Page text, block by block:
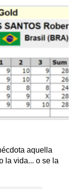
aquella
la vida... o se la